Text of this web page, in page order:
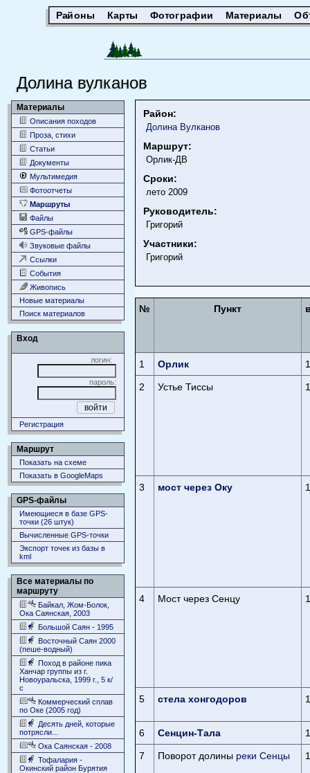
Районы Карты Фотографии Материалы
Долина вулканов
Материалы
Описания походов
Проза, стихи
Статьи
Документы
Мультимедия
Фотоотчеты
Маршруты
Файлы
GPS-файлы
Звуковые файлы
Ссылки
События
Живопись
Новые материалы
Поиск материалов
Вход
логин:
пароль:
Регистрация
Маршрут
Показать на схеме
Показать в GoogleMaps
GPS-файлы
Имеющиеся в базе GPS-
точки (26 штук)
Вычисленные GPS-точки
Экспорт точек из базы в
kml
Все материалы по
маршруту
Байкал, Жом-Болок,
Ока Саянская, 2003
Большой Саян - 1995
Восточный Саян 2000
(пеше-водный)
Поход в районе пика
Ханчар группы из г.
Новоуральска, 1999 г., 5 к/
с
Коммерческий сплав
по Оке (2005 год)
Десять дней, которые
потрясли...
Ока Саянская - 2008
Тофалария -
Окинский район Бурятия
Район:
Долина Вулканов
Маршрут:
Орлик-ДВ
Сроки:
лето 2009
Руководитель:
Григорий
Участники:
Григорий
№ Пункт
1 Орлик
2 Устье Тиссы
3 мост через Оку
4 Мост через Сенцу
5 стела хонгодоров
6 Сенцин-Тала
7 Поворот долины реки Сенцы